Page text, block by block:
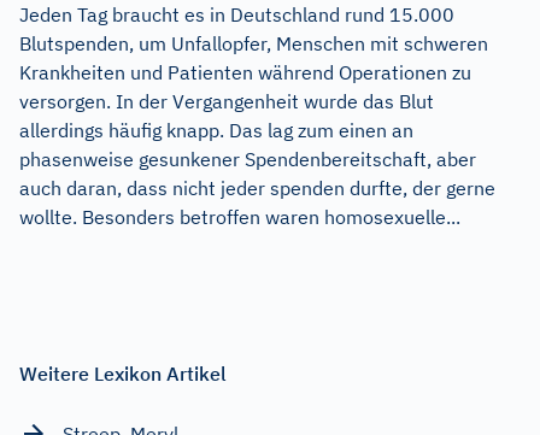
Jeden Tag braucht es in Deutschland rund 15.000
Blutspenden, um Unfallopfer, Menschen mit schweren
Krankheiten und Patienten während Operationen zu
versorgen. In der Vergangenheit wurde das Blut
allerdings häufig knapp. Das lag zum einen an
phasenweise gesunkener Spendenbereitschaft, aber
auch daran, dass nicht jeder spenden durfte, der gerne
wollte. Besonders betroffen waren homosexuelle...
Weitere Lexikon Artikel